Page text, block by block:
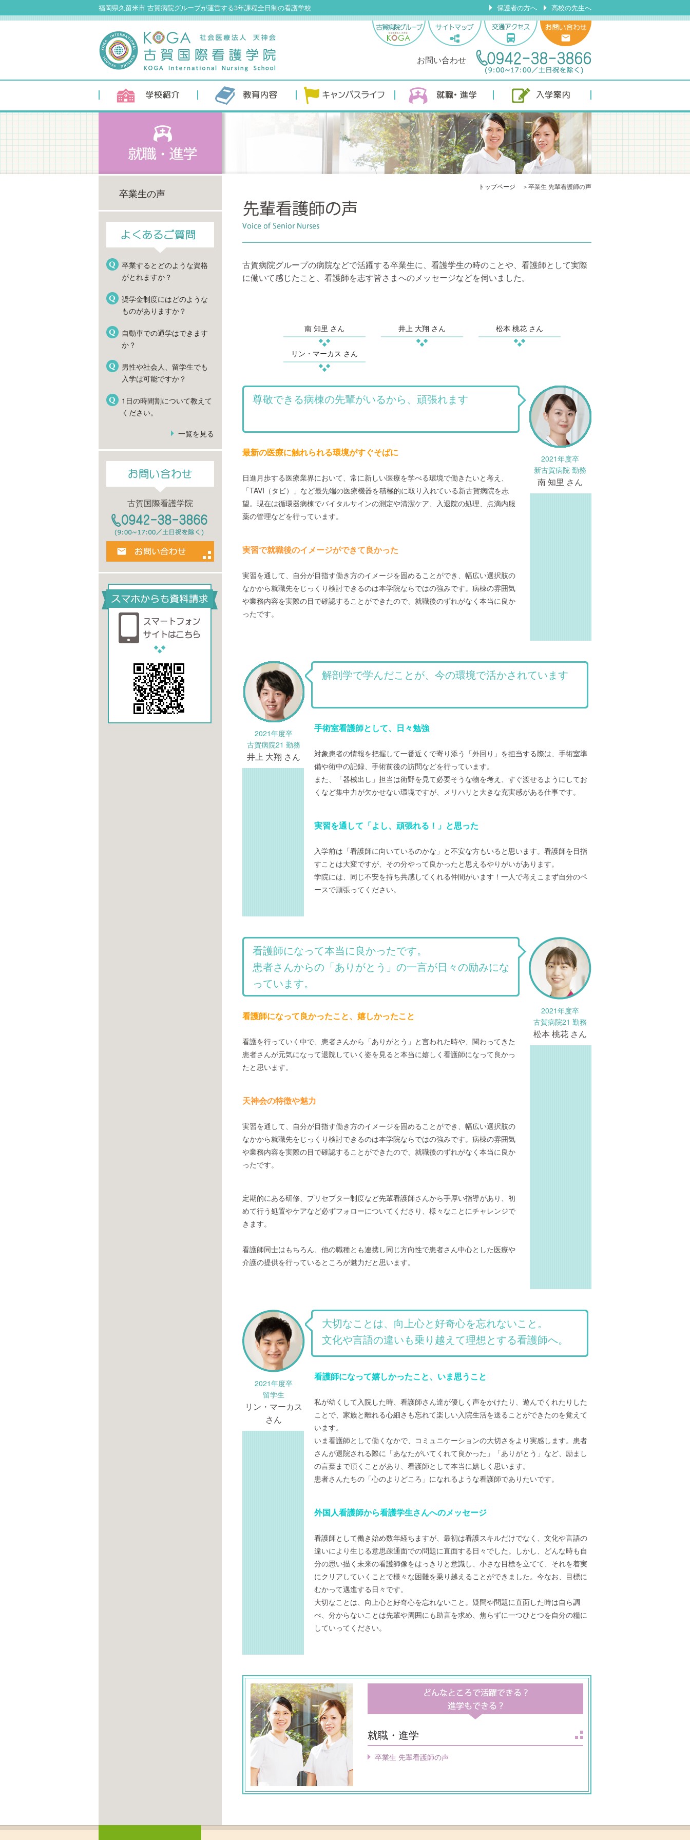
福岡県久留米市 古賀病院グループが運営する3年課程全日制の看護学校 保護者の方へ 高校の先生へ
お問い合わせ
キャンパスライフ 就職・進学 入学案内
卒業生の声
卒業するとどのような資格
がとれますか？
奨学金制度にはどのような
ものがありますか？
自動車での通学はできます
か？
男性や社会人、留学生でも
入学は可能ですか？
1日の時間割について教えて
ください。
一覧を見る
古賀国際看護学院
トップページ ＞卒業生 先輩看護師の声
古賀病院グループの病院などで活躍する卒業生に、看護学生の時のことや、看護師として実際
に働いて感じたこと、看護師を志す皆さまへのメッセージなどを伺いました。
南 知里 さん 井上 大翔 さん 松本 桃花 さん
リン・マーカス さん
2021年度卒
新古賀病院 勤務
南 知里 さん
尊敬できる病棟の先輩がいるから、頑張れます
最新の医療に触れられる環境がすぐそばに
日進月歩する医療業界において、常に新しい医療を学べる環境で働きたいと考え、
「TAVI（タビ）」など最先端の医療機器を積極的に取り入れている新古賀病院を志
望。現在は循環器病棟でバイタルサインの測定や清潔ケア、入退院の処理、点滴内服
薬の管理などを行っています。
実習で就職後のイメージができて良かった
実習を通して、自分が目指す働き方のイメージを固めることができ、幅広い選択肢の
なかから就職先をじっくり検討できるのは本学院ならではの強みです。病棟の雰囲気
や業務内容を実際の目で確認することができたので、就職後のずれがなく本当に良か
ったです。
2021年度卒
古賀病院21 勤務
井上 大翔 さん
解剖学で学んだことが、今の環境で活かされています
手術室看護師として、日々勉強
対象患者の情報を把握して一番近くで寄り添う「外回り」を担当する際は、手術室準
備や術中の記録、手術前後の訪問などを行っています。
また、「器械出し」担当は術野を見て必要そうな物を考え、すぐ渡せるようにしてお
くなど集中力が欠かせない環境ですが、メリハリと大きな充実感がある仕事です。
実習を通して「よし、頑張れる！」と思った
入学前は「看護師に向いているのかな」と不安な方もいると思います。看護師を目指
すことは大変ですが、その分やって良かったと思えるやりがいがあります。
学院には、同じ不安を持ち共感してくれる仲間がいます！一人で考えこまず自分のペ
ースで頑張ってください。
2021年度卒
古賀病院21 勤務
松本 桃花 さん
看護師になって本当に良かったです。
患者さんからの「ありがとう」の一言が日々の励みにな
っています。
看護師になって良かったこと、嬉しかったこと
看護を行っていく中で、患者さんから「ありがとう」と言われた時や、関わってきた
患者さんが元気になって退院していく姿を見ると本当に嬉しく看護師になって良かっ
たと思います。
天神会の特徴や魅力
実習を通して、自分が目指す働き方のイメージを固めることができ、幅広い選択肢の
なかから就職先をじっくり検討できるのは本学院ならではの強みです。病棟の雰囲気
や業務内容を実際の目で確認することができたので、就職後のずれがなく本当に良か
ったです。
定期的にある研修、プリセプター制度など先輩看護師さんから手厚い指導があり、初
めて行う処置やケアなど必ずフォローについてくださり、様々なことにチャレンジで
きます。
看護師同士はもちろん、他の職種とも連携し同じ方向性で患者さん中心とした医療や
介護の提供を行っているところが魅力だと思います。
2021年度卒
留学生
リン・マーカス
さん
大切なことは、向上心と好奇心を忘れないこと。
文化や言語の違いも乗り越えて理想とする看護師へ。
看護師になって嬉しかったこと、いま思うこと
私が幼くして入院した時、看護師さん達が優しく声をかけたり、遊んでくれたりした
ことで、家族と離れる心細さも忘れて楽しい入院生活を送ることができたのを覚えて
います。
いま看護師として働くなかで、コミュニケーションの大切さをより実感します。患者
さんが退院される際に「あなたがいてくれて良かった」「ありがとう」など、励まし
の言葉まで頂くことがあり、看護師として本当に嬉しく思います。
患者さんたちの「心のよりどころ」になれるような看護師でありたいです。
外国人看護師から看護学生さんへのメッセージ
看護師として働き始め数年経ちますが、最初は看護スキルだけでなく、文化や言語の
違いにより生じる意思疎通面での問題に直面する日々でした。しかし、どんな時も自
分の思い描く未来の看護師像をはっきりと意識し、小さな目標を立てて、それを着実
にクリアしていくことで様々な困難を乗り越えることができました。今なお、目標に
むかって邁進する日々です。
大切なことは、向上心と好奇心を忘れないこと。疑問や問題に直面した時は自ら調
べ、分からないことは先輩や周囲にも助言を求め、焦らずに一つひとつを自分の糧に
していってください。
就職・進学
卒業生 先輩看護師の声